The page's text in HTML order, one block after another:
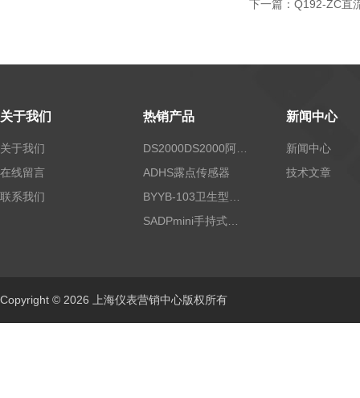
下一篇： Q192-ZC直
关于我们
关于我们
在线留言
联系我们
热销产品
ADHS露点传感器
新闻中心
新闻中心
技术文章
Copyright © 2026 上海仪表营销中心版权所有